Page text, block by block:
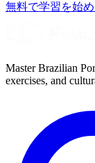
無料で学習を始
Master Brazilian
exercises, and